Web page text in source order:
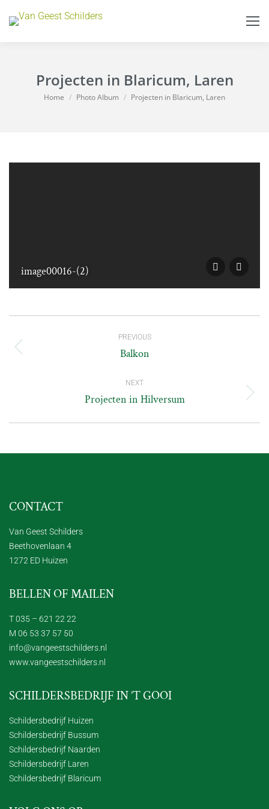
Projecten in Blaricum, Laren
Je bent hier:
Home Photo Album Projecten in Blaricum, Laren
image00016-(2)
NAVIGATION
PREVIOUS
Previous
Balkon
NEXT
Next
Projecten in Hilversum
CONTACT
Van Geest Schilders
Beethovenlaan 4
1272 ED Huizen
BELLEN OF MAILEN
T 035 – 621 22 22
M 06 53 37 57 50
info@vangeestschilders.nl
www.vangeestschilders.nl
SCHILDERSBEDRIJF IN ’T GOOI
Schildersbedrijf Huizen
Schildersbedrijf Bussum
Schildersbedrijf Naarden
Schildersbedrijf Laren
Schildersbedrijf Blaricum